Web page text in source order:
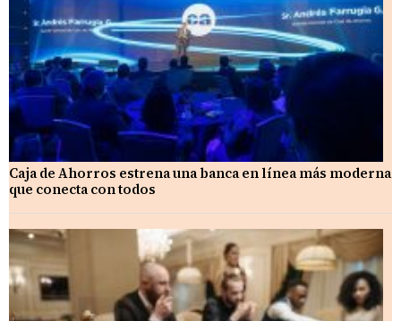
Caja de Ahorros estrena una banca en línea más moderna
que conecta con todos